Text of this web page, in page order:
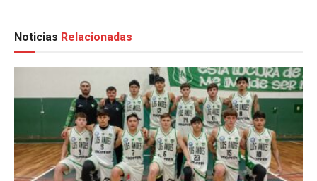
Noticias Relacionadas